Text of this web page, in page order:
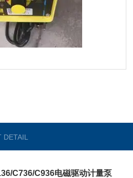
C736/C936电磁驱动计量泵